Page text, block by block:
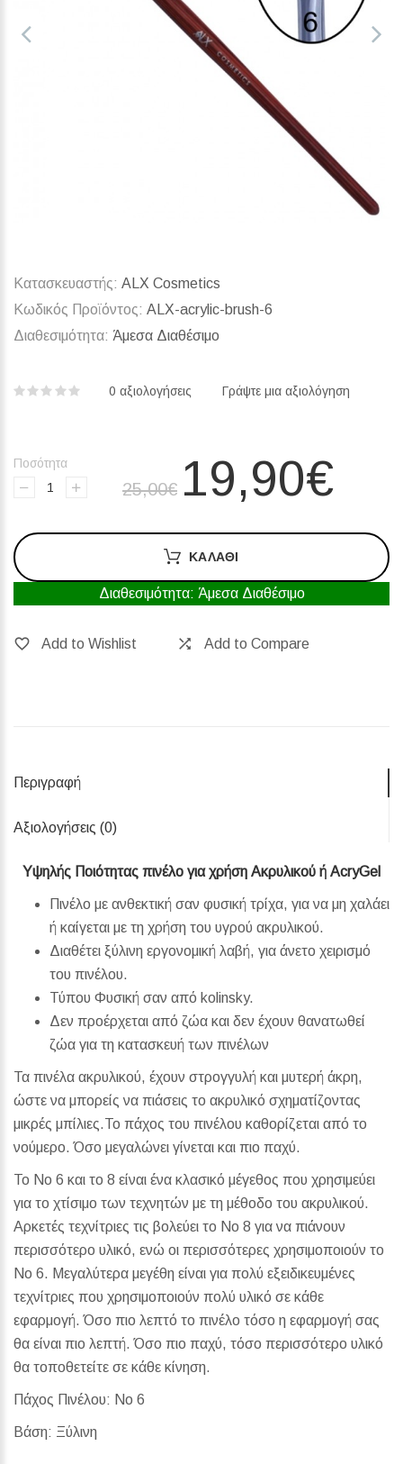
Κατασκευαστής: ALX Cosmetics
Κωδικός Προϊόντος: ALX-acrylic-brush-6
Διαθεσιμότητα: Άμεσα Διαθέσιμο
0 αξιολογήσεις‎ Γράψτε μια αξιολόγηση
Ποσότητα
25,00€ 19,90€
ΚΑΛΆΘΙ
Διαθεσιμότητα: Άμεσα Διαθέσιμο
Add to Wishlist Add to Compare
Περιγραφή
Αξιολογήσεις (0)‎
Υψηλής Ποιότητας πινέλο για χρήση Ακρυλικού ή AcryGel
Πινέλο με ανθεκτική σαν φυσική τρίχα, για να μη χαλάει
ή καίγεται με τη χρήση του υγρού ακρυλικού.
Διαθέτει ξύλινη εργονομική λαβή, για άνετο χειρισμό
του πινέλου.
Τύπου Φυσική σαν από kolinsky.
Δεν προέρχεται από ζώα και δεν έχουν θανατωθεί
ζώα για τη κατασκευή των πινέλων
Τα πινέλα ακρυλικού, έχουν στρογγυλή και μυτερή άκρη,
ώστε να μπορείς να πιάσεις το ακρυλικό σχηματίζοντας
μικρές μπίλιες.Το πάχος του πινέλου καθορίζεται από το
νούμερο. Όσο μεγαλώνει γίνεται και πιο παχύ.
Το Νο 6 και το 8 είναι ένα κλασικό μέγεθος που χρησιμεύει
για το χτίσιμο των τεχνητών με τη μέθοδο του ακρυλικού.
Αρκετές τεχνίτριες τις βολεύει το Νο 8 για να πιάνουν
περισσότερο υλικό, ενώ οι περισσότερες χρησιμοποιούν το
Νο 6. Μεγαλύτερα μεγέθη είναι για πολύ εξειδικευμένες
τεχνίτριες που χρησιμοποιούν πολύ υλικό σε κάθε
εφαρμογή. Όσο πιο λεπτό το πινέλο τόσο η εφαρμογή σας
θα είναι πιο λεπτή. Όσο πιο παχύ, τόσο περισσότερο υλικό
θα τοποθετείτε σε κάθε κίνηση.
Πάχος Πινέλου: Νο 6
Βάση: Ξύλινη